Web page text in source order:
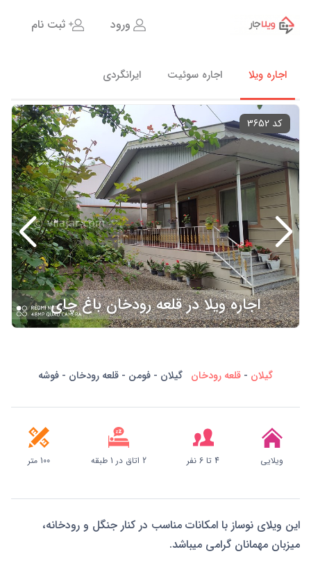
اجاره ویلا اجاره سوئیت ایرانگردی
ورود ثبت نام
اجاره ویلا در قلعه رودخان باغ چای
کد 3652
گیلان- قلعه رودخانگیلان - فومن - قلعه رودخان - فوشه
ویلایی 4 تا 6 نفر 2 اتاق در 1 طبقه 100 متر
این ویلای نوساز با امکانات مناسب در کنار جنگل و رودخانه،
میزبان مهمانان گرامی میباشد.